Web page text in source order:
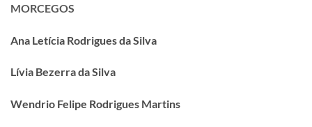
MORCEGOS
Ana Letícia Rodrigues da Silva
Lívia Bezerra da Silva
Wendrio Felipe Rodrigues Martins